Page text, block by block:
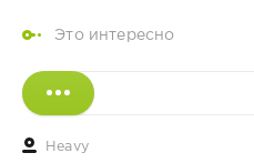
Это интересно
Heavy